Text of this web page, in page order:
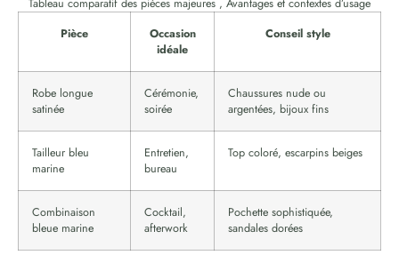
Tableau comparatif des pièces majeures , Avantages et contextes d’usage
Pièce
Occasion
idéale
Conseil style
Robe longue
satinée
Cérémonie,
soirée
Chaussures nude ou
argentées, bijoux fins
Tailleur bleu
marine
Entretien,
bureau
Top coloré, escarpins beiges
Combinaison
bleue marine
Cocktail,
afterwork
Pochette sophistiquée,
sandales dorées